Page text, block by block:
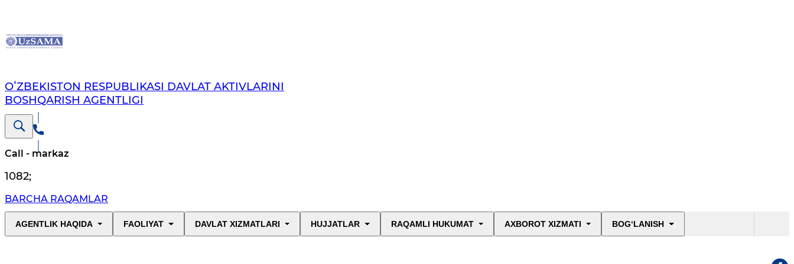
OʻZBEKISTON RESPUBLIKASI DAVLAT AKTIVLARINI
BOSHQARISH AGENTLIGI
Call - markaz
1082;
BARCHA RAQAMLAR
AGENTLIK HAQIDA FAOLIYAT DAVLAT XIZMATLARI HUJJATLAR RAQAMLI HUKUMAT AXBOROT XIZMATI BOG‘LANISH